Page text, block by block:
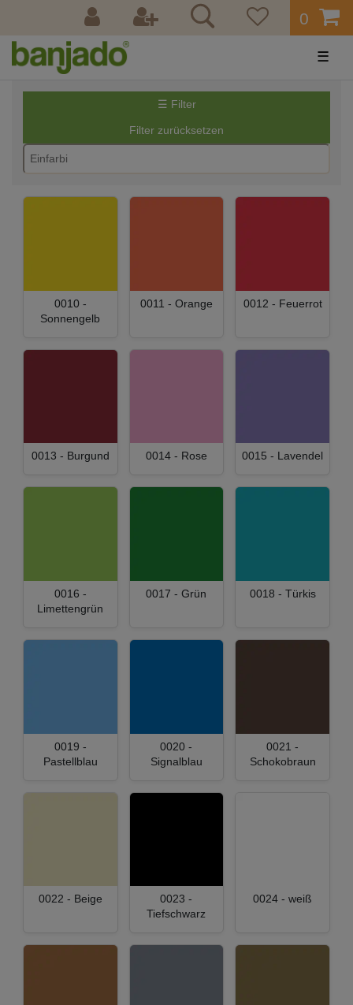
0
☰
☰ Filter
Filter zurücksetzen
0010 -
Sonnengelb
0011 - Orange 0012 - Feuerrot
0013 - Burgund 0014 - Rose 0015 - Lavendel
0016 -
Limettengrün
0017 - Grün 0018 - Türkis
0019 -
Pastellblau
0020 -
Signalblau
0021 -
Schokobraun
0022 - Beige
0023 -
Tiefschwarz
0024 - weiß